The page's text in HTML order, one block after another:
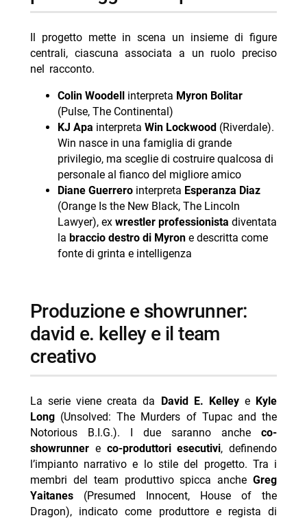
Il progetto mette in scena un insieme di figure
centrali, ciascuna associata a un ruolo preciso
nel racconto.
Colin Woodell interpreta Myron Bolitar
(Pulse, The Continental)
KJ Apa interpreta Win Lockwood (Riverdale).
Win nasce in una famiglia di grande
privilegio, ma sceglie di costruire qualcosa di
personale al fianco del migliore amico
Diane Guerrerointerpreta Esperanza Diaz
(Orange Is the New Black, The Lincoln
Lawyer), ex wrestler professionista diventata
la braccio destro di Myrone descritta come
fonte di grinta e intelligenza
produzione e showrunner:
david e. kelley e il team
creativo
La serie viene creata da David E. Kelleye Kyle
Long(Unsolved: The Murders of Tupac and the
Notorious B.I.G.). I due saranno ancheco-
showrunnere co-produttori esecutivi, definendo
l’impianto narrativo e lo stile del progetto. Tra i
membri del team produttivo spicca ancheGreg
Yaitanes(Presumed Innocent, House of the
Dragon), indicato come produttore e regista di